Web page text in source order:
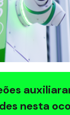
nesta